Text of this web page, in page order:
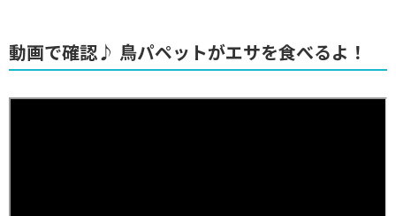
動画で確認♪ 鳥パペットがエサを食べるよ！